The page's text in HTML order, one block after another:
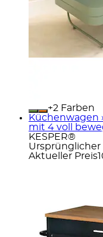
+
Farben
Küchenwagen
mit 4 voll
KESPER®
Ursprünglicher
Aktueller Preis